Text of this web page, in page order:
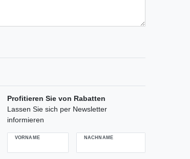
Profitieren Sie von Rabatten
Lassen Sie sich per Newsletter
informieren
VORNAME NACHNAME